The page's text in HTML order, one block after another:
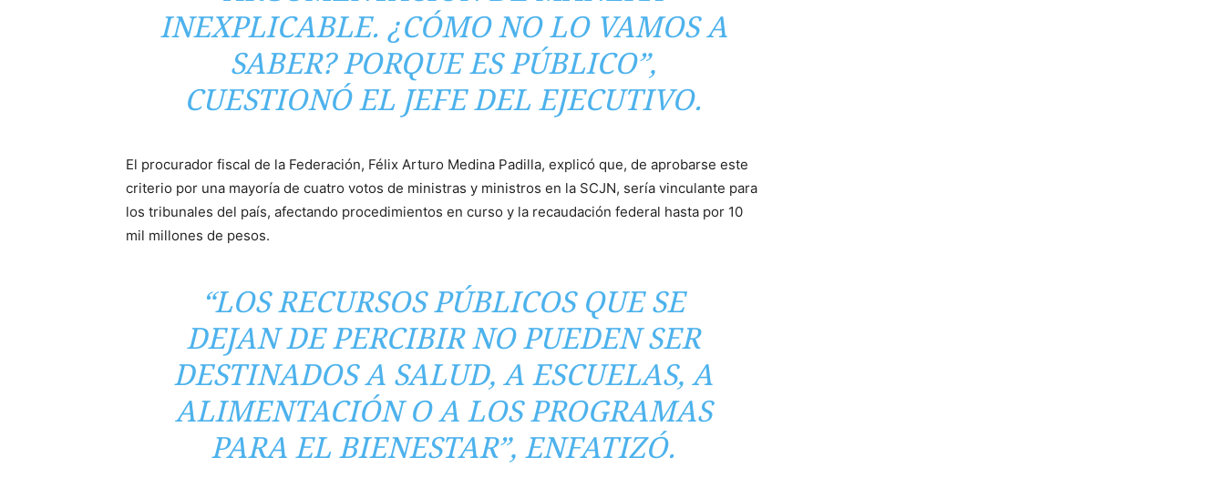
INEXPLICABLE. ¿CÓMO NO LO VAMOS A
SABER? PORQUE ES PÚBLICO”,
CUESTIONÓ EL JEFE DEL EJECUTIVO.
El procurador fiscal de la Federación, Félix Arturo Medina Padilla, explicó que, de aprobarse este
criterio por una mayoría de cuatro votos de ministras y ministros en la SCJN, sería vinculante para
los tribunales del país, afectando procedimientos en curso y la recaudación federal hasta por 10
mil millones de pesos.
“LOS RECURSOS PÚBLICOS QUE SE
DEJAN DE PERCIBIR NO PUEDEN SER
DESTINADOS A SALUD, A ESCUELAS, A
ALIMENTACIÓN O A LOSPROGRAMAS
PARA EL BIENESTAR”, ENFATIZÓ.